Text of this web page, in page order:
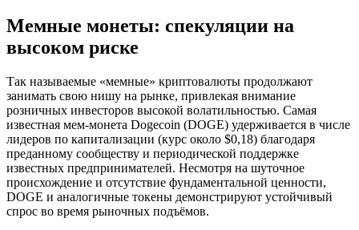
Мемные монеты: спекуляции на
высоком риске
Так называемые «мемные» криптовалюты продолжают
занимать свою нишу на рынке, привлекая внимание
розничных инвесторов высокой волатильностью. Самая
известная мем-монета Dogecoin (DOGE) удерживается в числе
лидеров по капитализации (курс около $0,18) благодаря
преданному сообществу и периодической поддержке
известных предпринимателей. Несмотря на шуточное
происхождение и отсутствие фундаментальной ценности,
DOGE и аналогичные токены демонстрируют устойчивый
спрос во время рыночных подъёмов.